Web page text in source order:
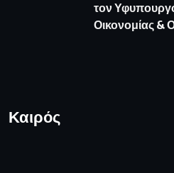
τον
Οικονομίας &
Καιρός